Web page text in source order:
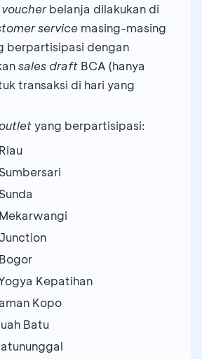
voucherbelanja dilakukan di
service masing-masing
berpartisipasi dengan
sales draft BCA (hanya
transaksi di hari yang
outletyang berpartisipasi:
Kepatihan
Kopo
Batu